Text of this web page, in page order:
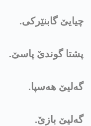
چیایێ گابنێركی.
پشتا گوندێ پاسێ.
گەلیێ ھەسپا.
گەليێ بازێ.